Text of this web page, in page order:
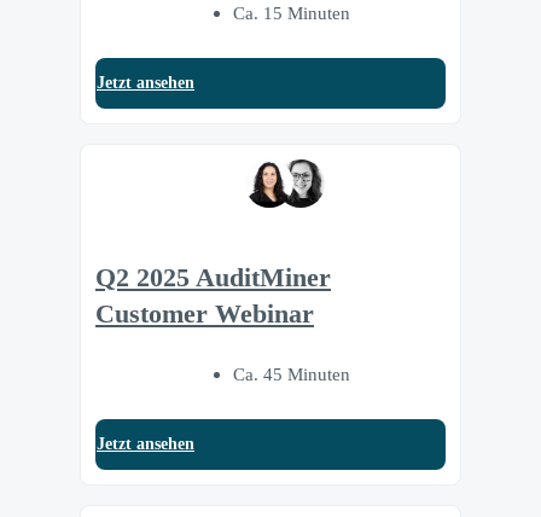
Ca. 15 Minuten
Jetzt ansehen
Q2 2025 AuditMiner
Customer Webinar
Ca. 45 Minuten
Jetzt ansehen